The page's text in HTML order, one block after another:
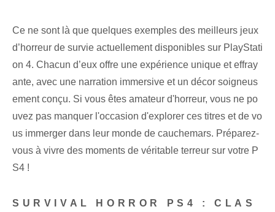
Ce ne sont là que quelques exemples des meilleurs jeux
d’horreur de survie actuellement disponibles sur PlayStati
on 4. Chacun d’eux offre une expérience unique et effray
ante, avec une narration immersive et un décor soigneus
ement conçu. Si vous êtes amateur d'horreur, vous ne po
uvez pas manquer l'occasion d'explorer ces titres et de vo
us immerger dans leur monde de cauchemars. Préparez-
vous à vivre des moments de véritable terreur sur votre P
S4 !
SURVIVAL HORROR PS4 : CLAS